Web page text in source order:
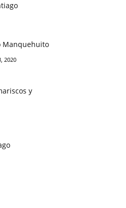
Manquehuito
2020
y